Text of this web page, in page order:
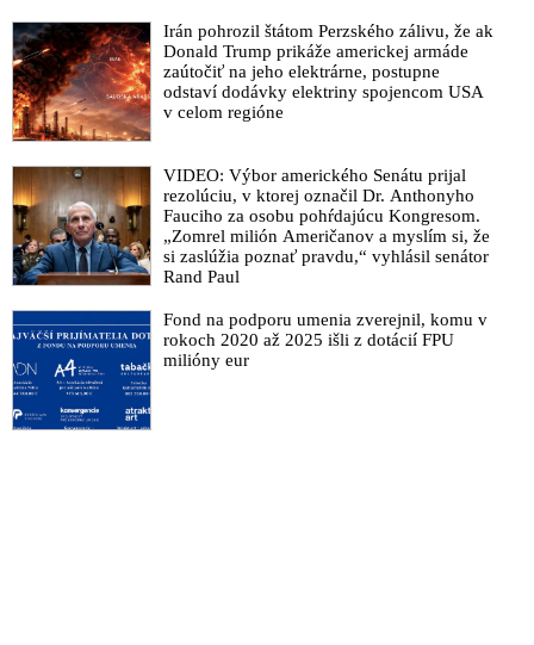
vyhodnocujte personál aj lieky, ktoré sú mu podávané. Chráňte
ho ako dvoch amerických prezidentov!,“ odkazuje
bezpečnostným zložkám a telesným strážcom Roberta Fica
bývalý šéf Úradu pre ochranu ústavných činiteľov Zábojník
VIDEO: Danko hovoril o médiách poplatných opozícii, ktoré
Huliak poukázal na pôsobenie sofistikovanej mafie riadenej zo
zahraničia, ktorá nám vnucuje progresívnu ideológiu a
najnovšie sa uchýlila k páchaniu úkladných vrážd voči tým, čo
chránia národné záujmy Slovenska, slobodu a demokraciu.
SNS chce zákonom zakročiť voči bezbrehému a cynickému
VIDEO: Parlament jednohlasne odsúdil pokus úkladne
zavraždiť premiéra Roberta Fica kvôli politickému motívu.
Vyzýva všetky politické subjekty na Slovensku, ako aj médiá a
mimovládky, aby rešpektovali výsledky demokratických volieb
a nešírili nenávisť voči legitímnej demokratickej vláde
Irán pohrozil štátom Perzského zálivu, že ak
Donald Trump prikáže americkej armáde
zaútočiť na jeho elektrárne, postupne
odstaví dodávky elektriny spojencom USA
v celom regióne
VIDEO: Výbor amerického Senátu prijal
rezolúciu, v ktorej označil Dr. Anthonyho
Fauciho za osobu pohŕdajúcu Kongresom.
„Zomrel milión Američanov a myslím si, že
si zaslúžia poznať pravdu,“ vyhlásil senátor
Rand Paul
Fond na podporu umenia zverejnil, komu v
rokoch 2020 až 2025 išli z dotácií FPU
milióny eur